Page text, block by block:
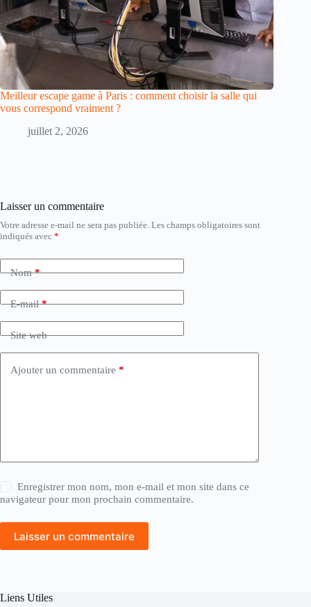
Meilleur escape game à Paris : comment choisir la salle qui
vous correspond vraiment ?
juillet 2, 2026
Laisser un commentaire
Votre adresse e-mail ne sera pas publiée. Les champs obligatoires sont
indiqués avec *
Nom*
E-mail*
Site web
Ajouter un commentaire *
Enregistrer mon nom, mon e-mail et mon site dans ce
navigateur pour mon prochain commentaire.
Laisser un commentaire
Liens Utiles